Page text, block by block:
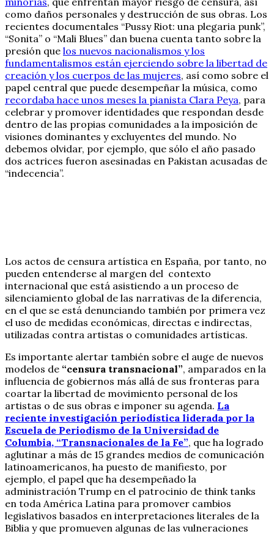
como daños personales y destrucción de sus obras. Los
recientes documentales “Pussy Riot: una plegaria punk”,
“Sonita” o “Mali Blues” dan buena cuenta tanto sobre la
presión que los nuevos nacionalismos y los
fundamentalismos están ejerciendo sobre la libertad de
creación y los cuerpos de las mujeres, así como sobre el
papel central que puede desempeñar la música, como
recordaba hace unos meses la pianista Clara Peya, para
celebrar y promover identidades que respondan desde
dentro de las propias comunidades a la imposición de
visiones dominantes y excluyentes del mundo. No
debemos olvidar, por ejemplo, que sólo el año pasado
dos actrices fueron asesinadas en Pakistan acusadas de
“indecencia”.
Los actos de censura artística en España, por tanto, no
pueden entenderse al margen del contexto
internacional que está asistiendo a un proceso de
silenciamiento global de las narrativas de la diferencia,
en el que se está denunciando también por primera vez
el uso de medidas económicas, directas e indirectas,
utilizadas contra artistas o comunidades artísticas.
Es importante alertar también sobre el auge de nuevos
modelos de “censura transnacional”, amparados en la
influencia de gobiernos más allá de sus fronteras para
coartar la libertad de movimiento personal de los
artistas o de sus obras e imponer su agenda. La
reciente investigación periodística liderada por la
Escuela de Periodismo de la Universidad de
Columbia, “Transnacionales de la Fe”, que ha logrado
aglutinar a más de 15 grandes medios de comunicación
latinoamericanos, ha puesto de manifiesto, por
ejemplo, el papel que ha desempeñado la
administración Trump en el patrocinio de think tanks
en toda América Latina para promover cambios
legislativos basados en interpretaciones literales de la
Biblia y que promueven algunas de las vulneraciones